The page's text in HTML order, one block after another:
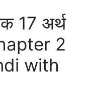
17 अर्थ
2
with